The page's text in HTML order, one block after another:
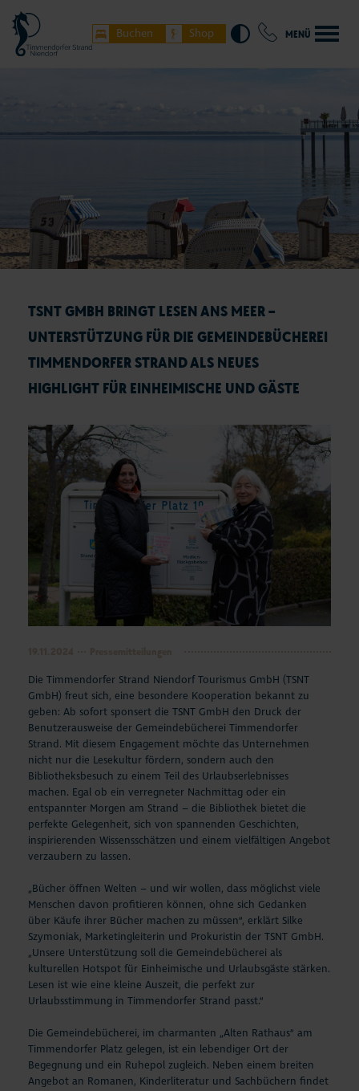
Buchen Shop MENÜ
TSNT GMBH BRINGT LESEN ANS MEER –
UNTERSTÜTZUNG FÜR DIE GEMEINDEBÜCHEREI
TIMMENDORFER STRAND ALS NEUES
HIGHLIGHT FÜR EINHEIMISCHE UND GÄSTE
Die Timmendorfer Strand Niendorf Tourismus GmbH (TSNT
GmbH) freut sich, eine besondere Kooperation bekannt zu
geben: Ab sofort sponsert die TSNT GmbH den Druck der
Benutzerausweise der Gemeindebücherei Timmendorfer
Strand. Mit diesem Engagement möchte das Unternehmen
nicht nur die Lesekultur fördern, sondern auch den
Bibliotheksbesuch zu einem Teil des Urlaubserlebnisses
machen. Egal ob ein verregneter Nachmittag oder ein
entspannter Morgen am Strand – die Bibliothek bietet die
perfekte Gelegenheit, sich von spannenden Geschichten,
inspirierenden Wissensschätzen und einem vielfältigen Angebot
verzaubern zu lassen.
„Bücher öffnen Welten – und wir wollen, dass möglichst viele
Menschen davon profitieren können, ohne sich Gedanken
über Käufe ihrer Bücher machen zu müssen“, erklärt Silke
Szymoniak, Marketingleiterin und Prokuristin der TSNT GmbH.
„Unsere Unterstützung soll die Gemeindebücherei als
kulturellen Hotspot für Einheimische und Urlaubsgäste stärken.
Lesen ist wie eine kleine Auszeit, die perfekt zur
Urlaubsstimmung in Timmendorfer Strand passt.“
Die Gemeindebücherei, im charmanten „Alten Rathaus“ am
Timmendorfer Platz gelegen, ist ein lebendiger Ort der
Begegnung und ein Ruhepol zugleich. Neben einem breiten
Angebot an Romanen, Kinderliteratur und Sachbüchern findet